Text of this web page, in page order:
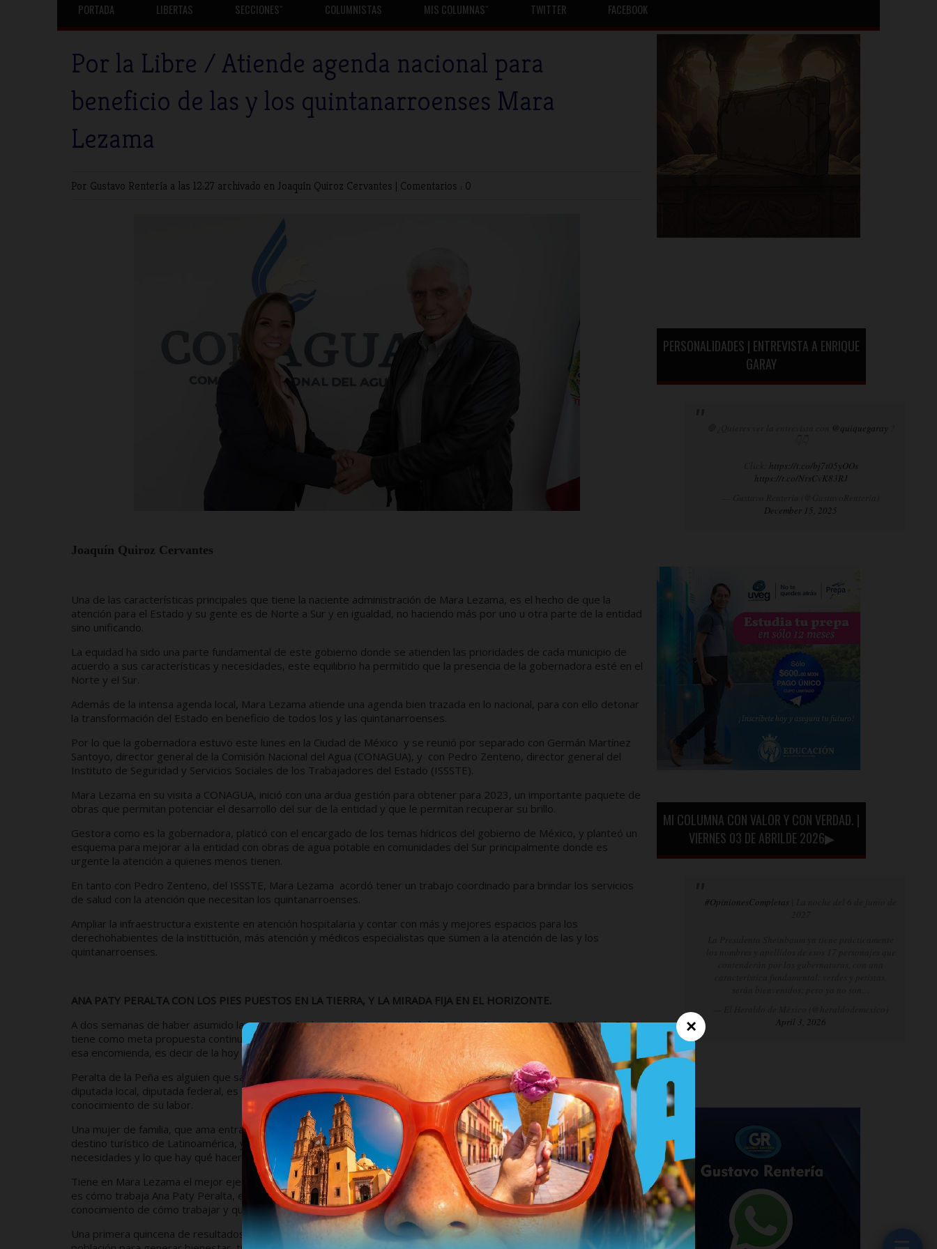
PORTADA LIBERTAS SECCIONESˇ COLUMNISTAS MIS COLUMNASˇ TWITTER FACEBOOK
Por la Libre / Atiende agenda nacional para
beneficio de las y los quintanarroenses Mara
Lezama
Por Gustavo Rentería a las 12:27 archivado en Joaquín Quiroz Cervantes | Comentarios : 0
Joaquín Quiroz Cervantes
Una de las características principales que tiene la naciente administración de Mara Lezama, es el hecho de que la
atención para el Estado y su gente es de Norte a Sur y en igualdad, no haciendo más por uno u otra parte de la entidad
sino unificando.
La equidad ha sido una parte fundamental de este gobierno donde se atienden las prioridades de cada municipio de
acuerdo a sus características y necesidades, este equilibrio ha permitido que la presencia de la gobernadora esté en el
Norte y el Sur.
Además de la intensa agenda local, Mara Lezama atiende una agenda bien trazada en lo nacional, para con ello detonar
la transformación del Estado en beneficio de todos los y las quintanarroenses.
Por lo que la gobernadora estuvo este lunes en la Ciudad de México y se reunió por separado con Germán Martínez
Santoyo, director general de la Comisión Nacional del Agua (CONAGUA), y con Pedro Zenteno, director general del
Instituto de Seguridad y Servicios Sociales de los Trabajadores del Estado (ISSSTE).
Mara Lezama en su visita a CONAGUA, inició con una ardua gestión para obtener para 2023, un importante paquete de
obras que permitan potenciar el desarrollo del sur de la entidad y que le permitan recuperar su brillo.
Gestora como es la gobernadora, platicó con el encargado de los temas hídricos del gobierno de México, y planteó un
esquema para mejorar a la entidad con obras de agua potable en comunidades del Sur principalmente donde es
urgente la atención a quienes menos tienen.
En tanto con Pedro Zenteno, del ISSSTE, Mara Lezama acordó tener un trabajo coordinado para brindar los servicios
de salud con la atención que necesitan los quintanarroenses.
Ampliar la infraestructura existente en atención hospitalaria y contar con más y mejores espacios para los
derechohabientes de la instittución, más atención y médicos especialistas que sumen a la atención de las y los
quintanarroenses.
ANA PATY PERALTA CON LOS PIES PUESTOS EN LA TIERRA, Y LA MIRADA FIJA EN EL HORIZONTE.
A dos semanas de haber asumido la encomienda de presidenta municipal de Benito Juárez Ana Paty Peralta de la Peña,
tiene como meta propuesta continuar con la labor que ha instaurado quien ha sido un referente de trabajo y acción en
esa encomienda, es decir de la hoy gobernadora Mara Lezama, quien ocupara la silla que hoy tiene la nueva edil.
Peralta de la Peña es alguien que sabe de trabajo, de campo y político la avala una trayectoria de haber sido regidora,
diputada local, diputada federal, es decir no llega a improvisar una función, llega con un camino recorrido y con pleno
conocimiento de su labor.
Una mujer de familia, que ama entrañablemente a Cancún, que proviene de un linaje pionero del más importante
destino turístico de Latinoamérica, y que ha visto desde la cuna el crecimiento de Benito Juárez, conoce las
necesidades y lo que hay qué hacer en la localidad.
Tiene en Mara Lezama el mejor ejemplo de lo que es trabajar sin descanso, de una forma intensa y dando resultados
es cómo trabaja Ana Paty Peralta, en una comuna que requiere total atención, en la que la joven cancunense tiene
conocimiento de cómo trabajar y qué hacer.
Una primera quincena de resultados, de estar hombro a hombro lo mismo con el sector empresarial, que, con la
×
PERSONALIDADES | ENTREVISTA A ENRIQUE
GARAY
@quiquegaray
https://t.co/bj7t05yOOs
https://t.co/NrsCvK83RJ
December 15, 2025
MI COLUMNA CON VALOR Y CON VERDAD. |
VIERNES 03 DE ABRILDE 2026▶
#OpinionesCompletas
April 3, 2026